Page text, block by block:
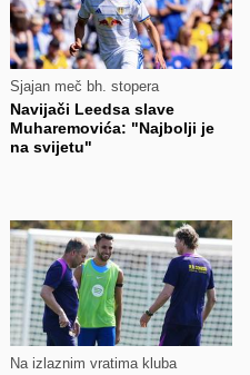
Sjajan meč bh. stopera
Navijači Leedsa slave
Muharemovića: "Najbolji je
na svijetu"
Na izlaznim vratima kluba